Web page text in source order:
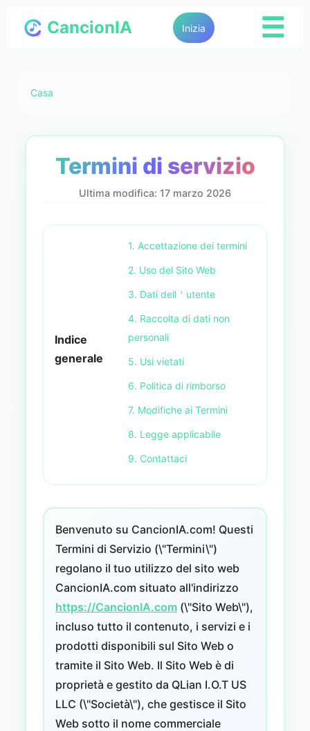
CancionIA Inizia ☰
Casa
Termini di servizio
Ultima modifica: 17 marzo 2026
Indice
generale
1. Accettazione dei termini
2. Uso del Sito Web
3. Dati dell＇utente
4. Raccolta di dati non
personali
5. Usi vietati
6. Politica di rimborso
7. Modifiche ai Termini
8. Legge applicabile
9. Contattaci
Benvenuto su CancionIA.com! Questi
Termini di Servizio (\"Termini\")
regolano il tuo utilizzo del sito web
CancionIA.com situato all'indirizzo
https://CancionIA.com(\"Sito Web\"),
incluso tutto il contenuto, i servizi e i
prodotti disponibili sul Sito Web o
tramite il Sito Web. Il Sito Web è di
proprietà e gestito da QLian I.O.T US
LLC (\"Società\"), che gestisce il Sito
Web sotto il nome commerciale